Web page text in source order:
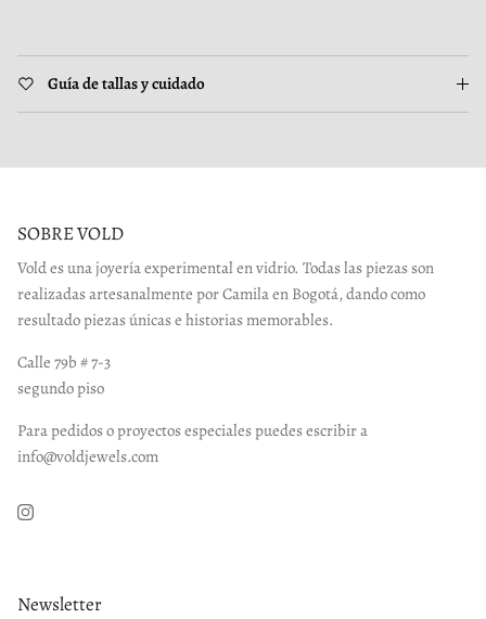
Guía de tallas y cuidado
SOBRE VOLD
Vold es una joyería experimental en vidrio. Todas las piezas son
realizadas artesanalmente por Camila en Bogotá, dando como
resultado piezas únicas e historias memorables.
Calle 79b # 7-3
segundo piso
Para pedidos o proyectos especiales puedes escribir a
info@voldjewels.com
Instagram
Newsletter